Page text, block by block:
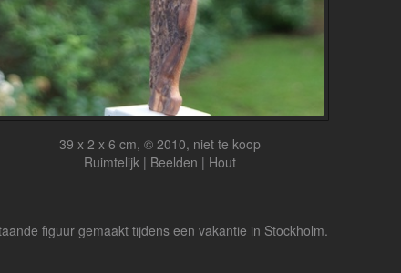
39 x 2 x 6 cm, © 2010, niet te koop
Ruimtelijk | Beelden | Hout
figuur gemaakt tijdens een vakantie in Stockholm.